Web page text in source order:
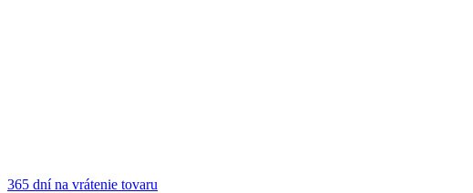
365 dní na vrátenie tovaru